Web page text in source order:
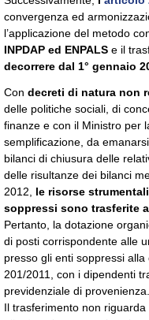
convergenza ed
l’applicazione del metodo
INPDAP ed ENPALS e il
decorrere dal 1° gennaio
Con decreti di natura non
delle politiche sociali, di
finanze e con il Ministro per
semplificazione, da
bilanci di chiusura delle
delle risultanze dei bilanci
2012, le risorse
soppressi sono trasferite
Pertanto, la dotazione
di posti corrispondente alle
presso gli enti soppressi
201/2011, con i dipendenti
previdenziale di provenienza.
Il trasferimento non